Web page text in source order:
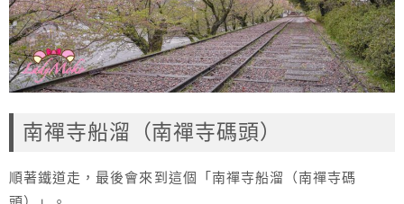
南禪寺船溜（南禪寺碼頭）
順著鐵道走，最後會來到這個「南禪寺船溜（南禪寺碼